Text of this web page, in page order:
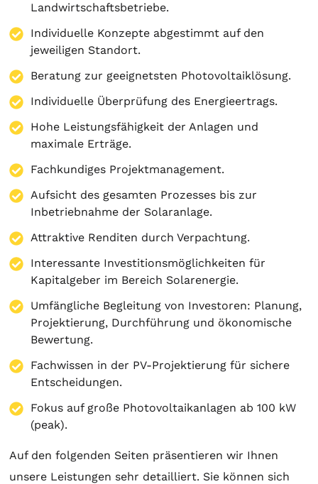
Landwirtschaftsbetriebe.
Individuelle Konzepte abgestimmt auf den
jeweiligen Standort.
Beratung zur geeignetsten Photovoltaiklösung.
Individuelle Überprüfung des Energieertrags.
Hohe Leistungsfähigkeit der Anlagen und
maximale Erträge.
Fachkundiges Projektmanagement.
Aufsicht des gesamten Prozesses bis zur
Inbetriebnahme der Solaranlage.
Attraktive Renditen durch Verpachtung.
Interessante Investitionsmöglichkeiten für
Kapitalgeber im Bereich Solarenergie.
Umfängliche Begleitung von Investoren: Planung,
Projektierung, Durchführung und ökonomische
Bewertung.
Fachwissen in der PV-Projektierung für sichere
Entscheidungen.
Fokus auf große Photovoltaikanlagen ab 100 kW
(peak).
Auf den folgenden Seiten präsentieren wir Ihnen
unsere Leistungen sehr detailliert. Sie können sich